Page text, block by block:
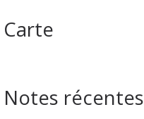
Carte
Notes récentes